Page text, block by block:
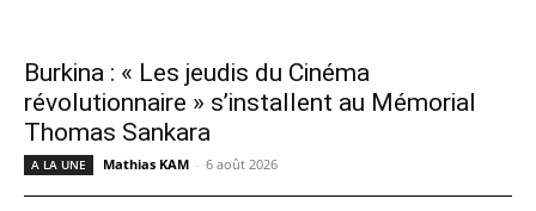
Burkina : « Les jeudis du Cinéma
révolutionnaire » s’installent au Mémorial
Thomas Sankara
A LA UNE Mathias KAM - 6 août 2026